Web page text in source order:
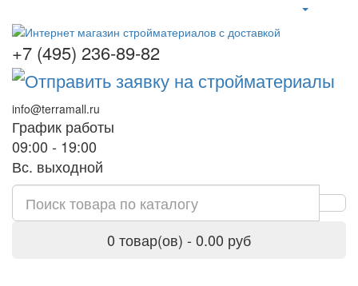
+7 (495) 236-89-82
info@terramall.ru
График работы
09:00 - 19:00
Вс. выходной
0 товар(ов) - 0.00 руб